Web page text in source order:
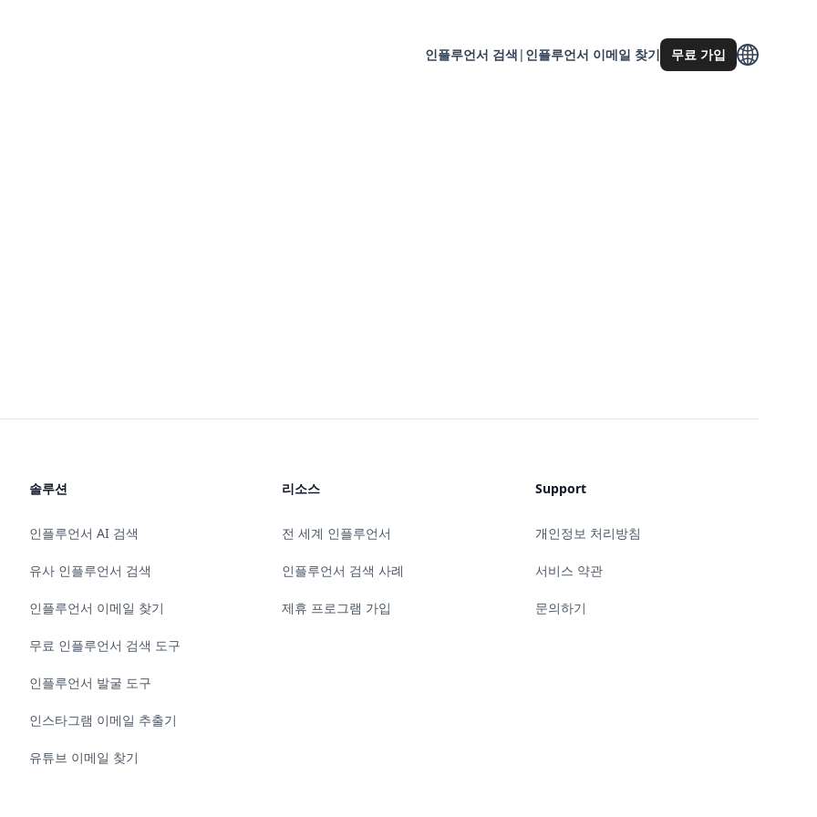
인플루언서 검색 | 인플루언서 이메일 찾기 무료 가입
솔루션
인플루언서 AI 검색
유사 인플루언서 검색
인플루언서 이메일 찾기
무료 인플루언서 검색 도구
인플루언서 발굴 도구
인스타그램 이메일 추출기
유튜브 이메일 찾기
리소스
전 세계 인플루언서
인플루언서 검색 사례
제휴 프로그램 가입
Support
개인정보 처리방침
서비스 약관
문의하기